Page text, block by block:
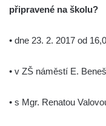
připravené na školu?
• dne 23. 2. 2017 od
• v ZŠ náměstí E.
• s Mgr. Renatou